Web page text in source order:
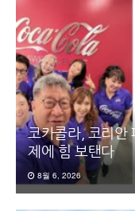
코카콜라, 코리안
제에 힘 보탠다
8월 6, 2026